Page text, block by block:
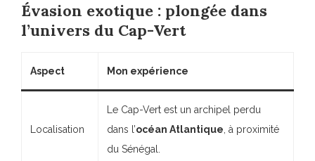
Évasion exotique : plongée dans
l’univers du Cap-Vert
Aspect Mon expérience
Localisation
Le Cap-Vert est un archipel perdu
dans l’océan Atlantique, à proximité
du Sénégal.